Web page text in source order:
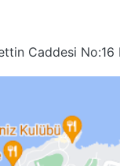
Caddesi